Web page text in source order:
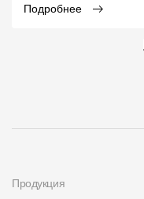
Подробнее
Продукция